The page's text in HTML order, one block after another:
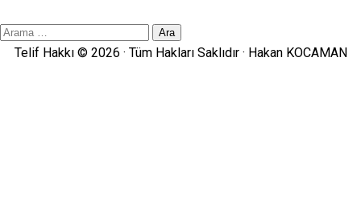
Site
Telif Hakkı © 2026 · Tüm Hakları Saklıdır · Hakan KOCAMAN